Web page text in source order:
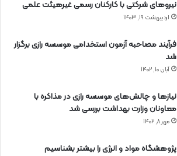
نیروهای شرکتی با کارکنان رسمی غیرهیئت علمی
اردیبهشت ۱۹, ۱۴۰۳
فرآیند مصاحبه آزمون استخدامی موسسه رازی برگزار
شد
آبان ۱۰, ۱۴۰۲
نیازها و چالش‌های موسسه رازی در مذاکره با
معاونان وزارت بهداشت بررسی شد
مهر ۸, ۱۴۰۲
پژوهشگاه مواد و انرژی را بیشتر بشناسیم